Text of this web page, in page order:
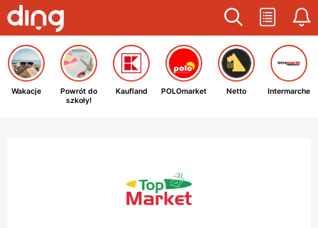
Wakacje
Powrót do
szkoły!
Kaufland POLOmarket Netto Intermarche